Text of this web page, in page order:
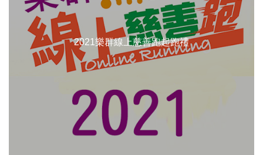
2021樂群線上慈善跑起跑禮